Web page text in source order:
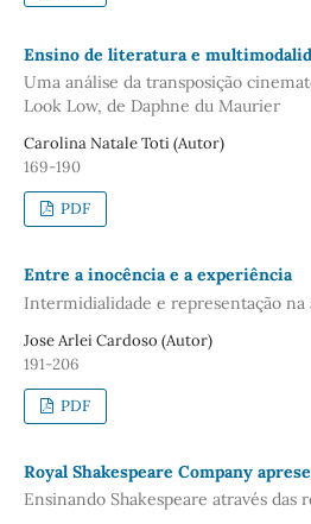
Ensino de literatura e
Uma análise da transposição
Look Low, de Daphne du Maurier
Carolina Natale Toti (Autor)
169-190
PDF
Entre a inocência e a experiência
Intermidialidade e representação
Jose Arlei Cardoso (Autor)
191-206
PDF
Royal Shakespeare Company
Ensinando Shakespeare através das